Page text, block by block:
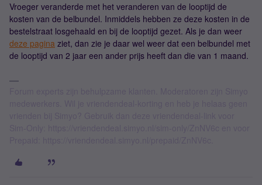
Vroeger veranderde met het veranderen van de looptijd de
kosten van de belbundel. Inmiddels hebben ze deze kosten in de
bestelstraat losgehaald en bij de looptijd gezet. Als je dan weer
deze pagina ziet, dan zie je daar wel weer dat een belbundel met
de looptijd van 2 jaar een ander prijs heeft dan die van 1 maand.